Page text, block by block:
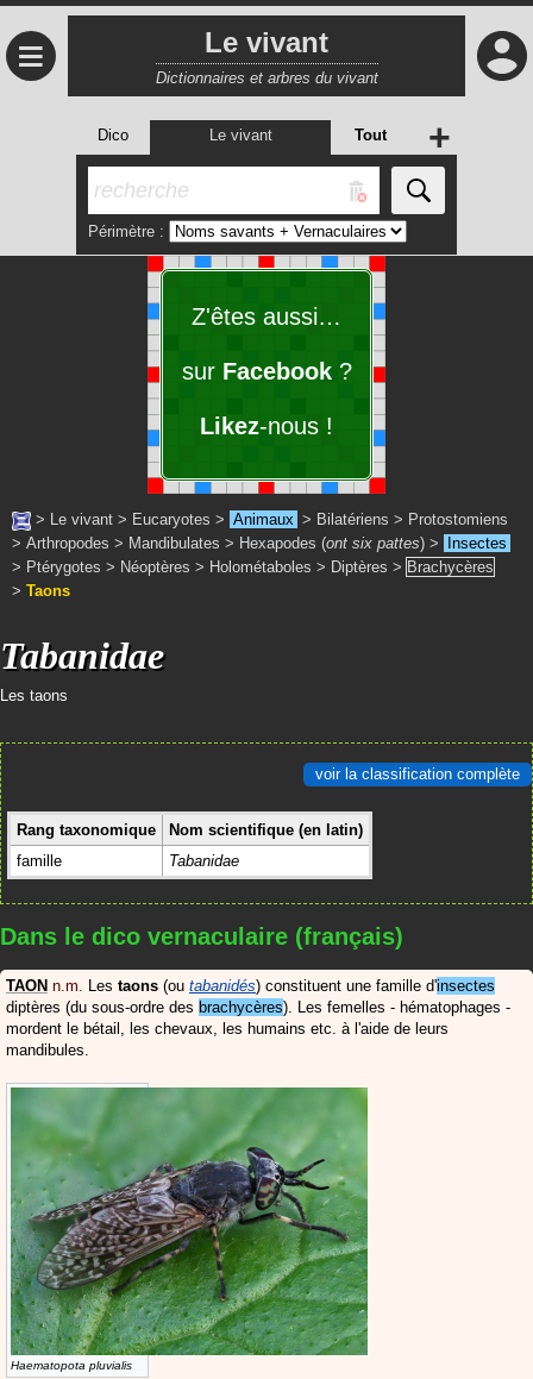
≡ Le vivant
Dictionnaires et arbres du vivant
Dico Le vivant Tout
Périmètre :
+
Z'êtes aussi…
sur Facebook?
Likez-nous !
> Le vivant > Eucaryotes > Animaux > Bilatériens > Protostomiens
> Arthropodes > Mandibulates > Hexapodes (ont six pattes) >
Insectes
> Ptérygotes > Néoptères > Holométaboles > Diptères > Brachycères
> Taons
Tabanidae
Les taons
voir la classification complète
Rang taxonomique
Nom scientifique (en latin)
famille
Tabanidae
Dans le dico vernaculaire (français)
TAON n.m. Les taons (ou tabanidés) constituent une famille d'insectes
diptères (du sous-ordre des brachycères). Les femelles - hématophages -
mordent le bétail, les chevaux, les humains etc. à l'aide de leurs
mandibules.
Haematopota pluvialis